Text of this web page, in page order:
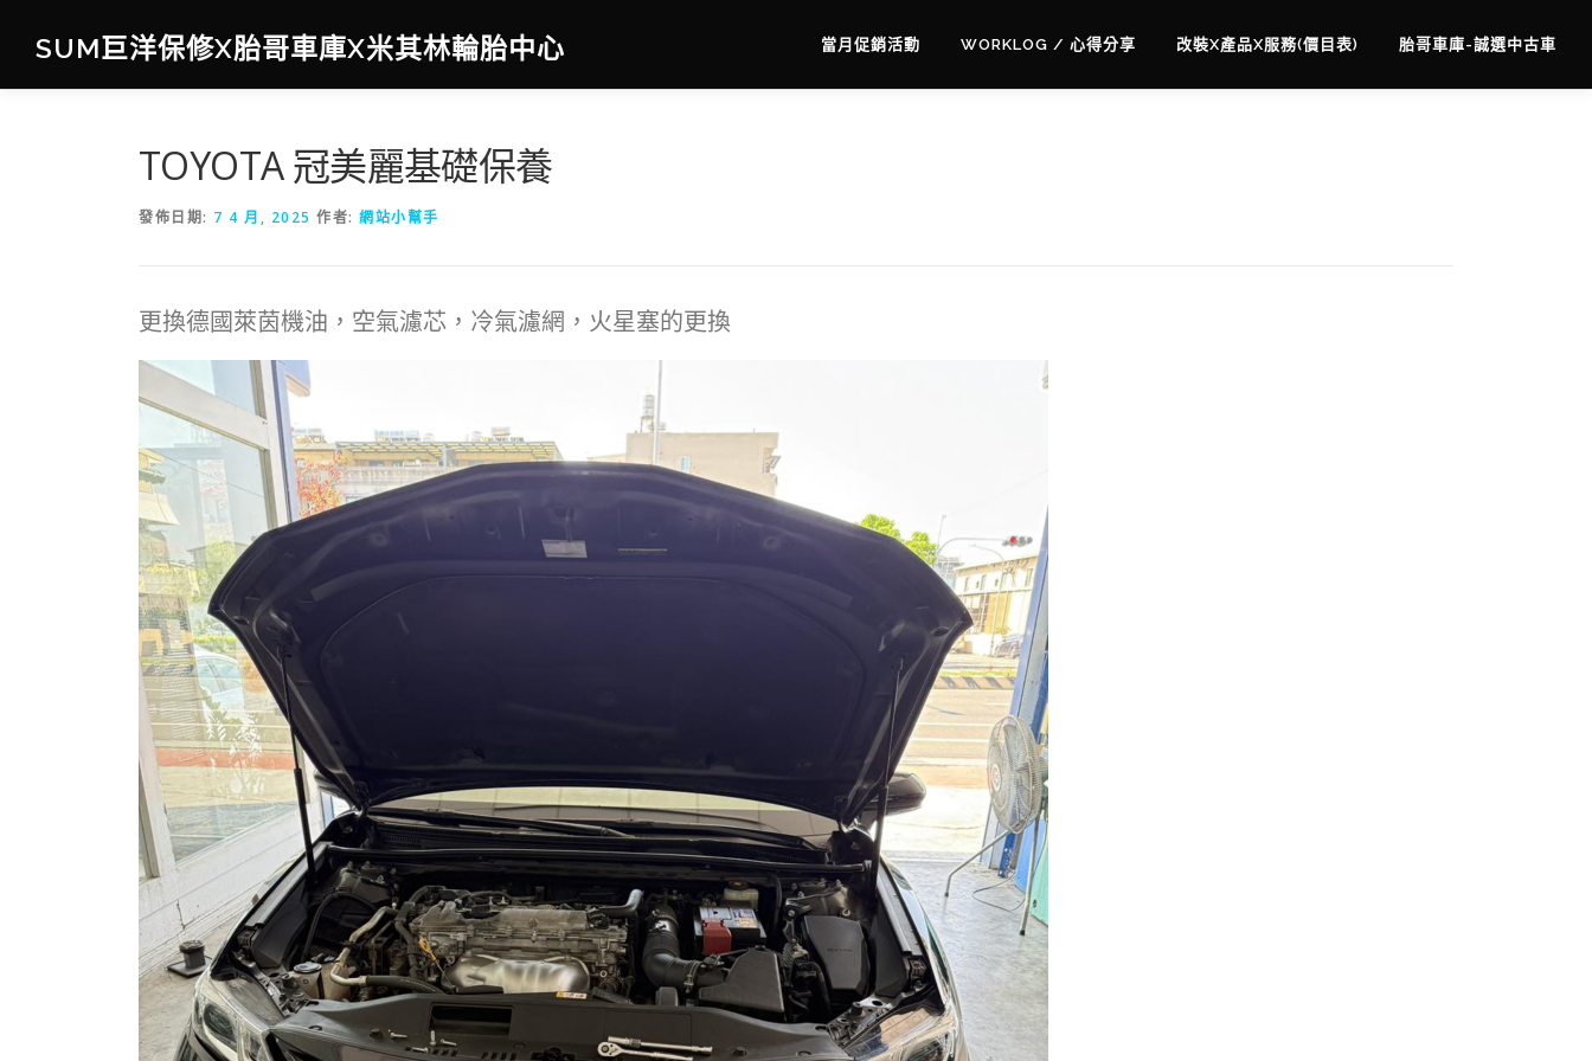
要
SUM巨洋保修X胎哥車庫X米其林輪胎中心 當月促銷活動 WORKLOG / 心得分享 改裝X產品X服務(價目表) 胎哥車庫-誠選中古車
TOYOTA 冠美麗基礎保養
發佈日期: 7 4 月, 2025 作者: 網站小幫手
更換德國萊茵機油，空氣濾芯，冷氣濾網，火星塞的更換